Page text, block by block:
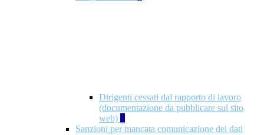
Dirigenti cessati dal rapporto di lavoro
(documentazione da pubblicare sul sito
web) 1
Sanzioni per mancata comunicazione dei dati